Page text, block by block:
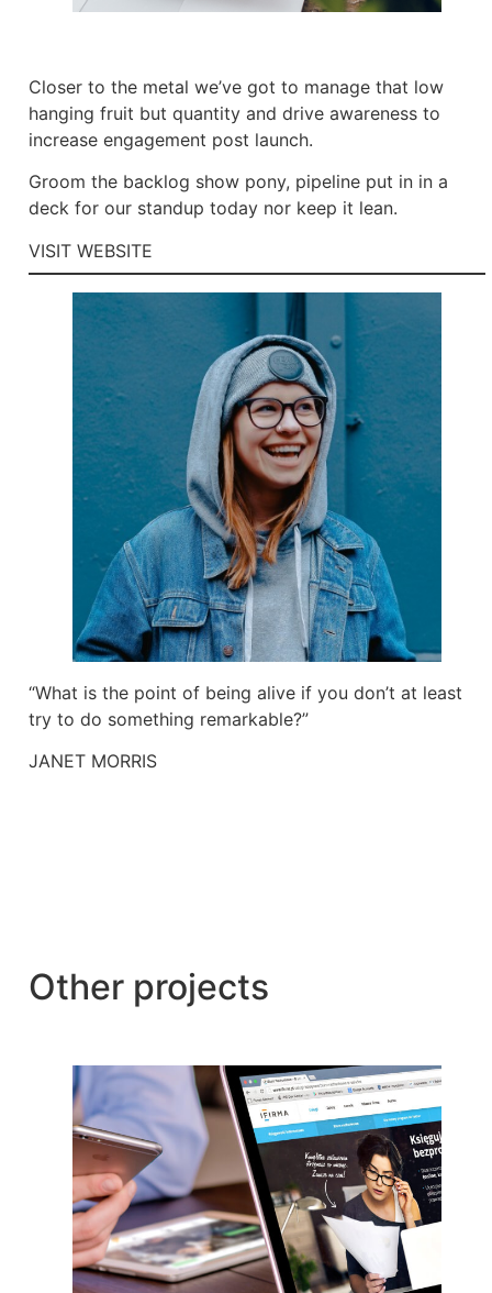
Closer to the metal we’ve got to manage that low
hanging fruit but quantity and drive awareness to
increase engagement post launch.
Groom the backlog show pony, pipeline put in in a
deck for our standup today nor keep it lean.
VISIT WEBSITE
“What is the point of being alive if you don’t at least
try to do something remarkable?”
JANET MORRIS
Other projects